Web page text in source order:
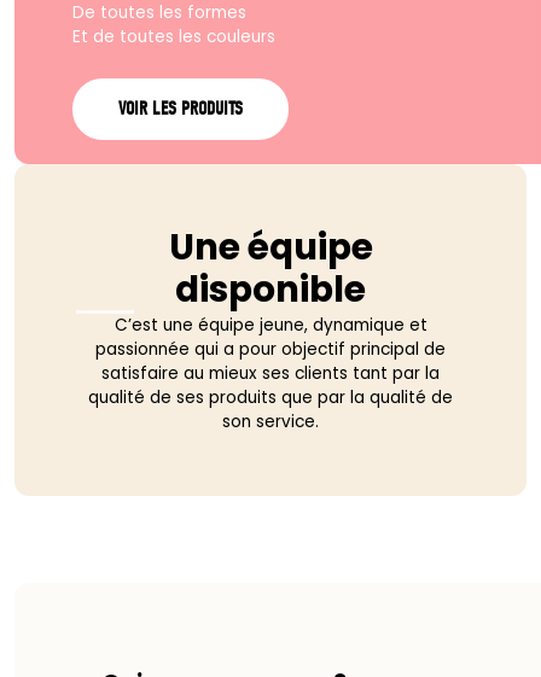
De toutes les formes
Et de toutes les couleurs
VOIR LES PRODUITS
Une équipe
disponible
C’est une équipe jeune, dynamique et
passionnée qui a pour objectif principal de
satisfaire au mieux ses clients tant par la
qualité de ses produits que par la qualité de
son service.